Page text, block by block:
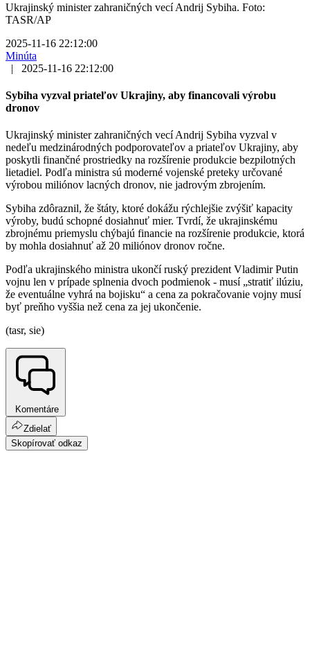
Ukrajinský minister zahraničných vecí Andrij Sybiha. Foto:
TASR/AP
2025-11-16 22:12:00
Minúta
|
2025-11-16 22:12:00
Sybiha vyzval priateľov Ukrajiny, aby financovali výrobu
dronov
Ukrajinský minister zahraničných vecí Andrij Sybiha vyzval v
nedeľu medzinárodných podporovateľov a priateľov Ukrajiny, aby
poskytli finančné prostriedky na rozšírenie produkcie bezpilotných
lietadiel. Podľa ministra sú moderné vojenské preteky určované
výrobou miliónov lacných dronov, nie jadrovým zbrojením.
Sybiha zdôraznil, že štáty, ktoré dokážu rýchlejšie zvýšiť kapacity
výroby, budú schopné dosiahnuť mier. Tvrdí, že ukrajinskému
zbrojnému priemyslu chýbajú financie na rozšírenie produkcie, ktorá
by mohla dosiahnuť až 20 miliónov dronov ročne.
Podľa ukrajinského ministra ukončí ruský prezident Vladimir Putin
vojnu len v prípade splnenia dvoch podmienok - musí „stratiť ilúziu,
že eventuálne vyhrá na bojisku“ a cena za pokračovanie vojny musí
byť preňho vyššia než cena za jej ukončenie.
(tasr, sie)
Komentáre
Zdielať
Skopírovať odkaz